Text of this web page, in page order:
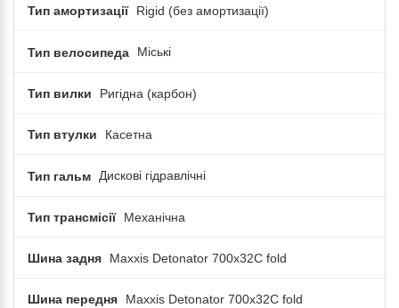
Тип амортизації Rigid (без амортизації)
Тип велосипеда Міські
Тип вилки Ригідна (карбон)
Тип втулки Касетна
Тип гальм Дискові гідравлічні
Тип трансмісії Механічна
Шина задня Maxxis Detonator 700x32C fold
Шина передня Maxxis Detonator 700x32C fold